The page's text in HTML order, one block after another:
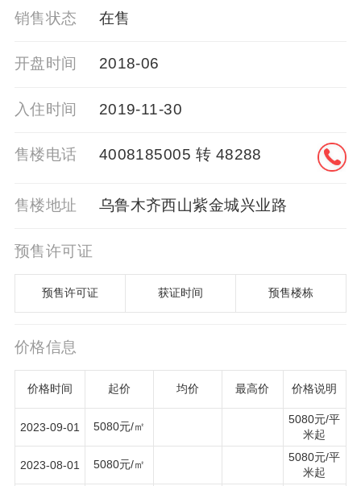
销售状态 在售
开盘时间 2018-06
入住时间 2019-11-30
售楼电话 4008185005 转 48288
售楼地址 乌鲁木齐西山紫金城兴业路
预售许可证
预售许可证 获证时间 预售楼栋
价格信息
价格时间 起价 均价 最高价 价格说明
2023-09-01 5080元/㎡
5080元/平
米起
2023-08-01 5080元/㎡
5080元/平
米起